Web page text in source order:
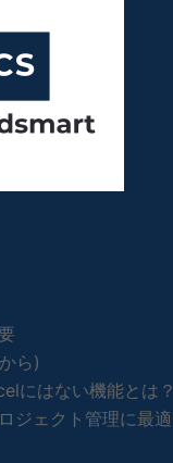
ら)
にはない機能とは？
ジェクト管理に最適